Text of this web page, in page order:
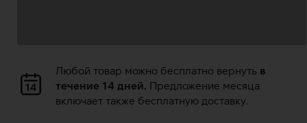
Загрузка
данных
Любой товар можно бесплатно вернуть в
течение 14 дней. Предложение месяца
включает также бесплатную доставку.